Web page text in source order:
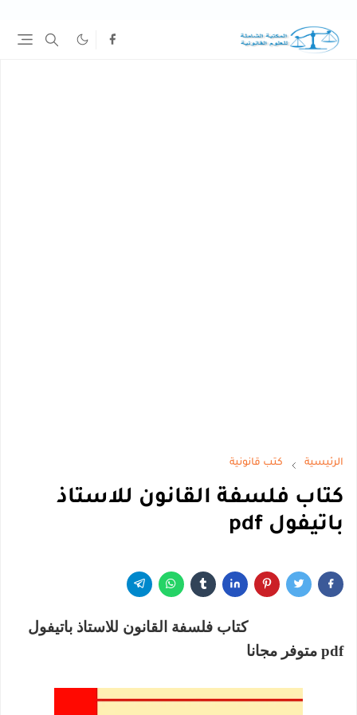
الرئيسية كتب قانونية
كتاب فلسفة القانون للاستاذ
باتيفول pdf
كتاب فلسفة القانون للاستاذ باتيفول
pdf متوفر مجانا